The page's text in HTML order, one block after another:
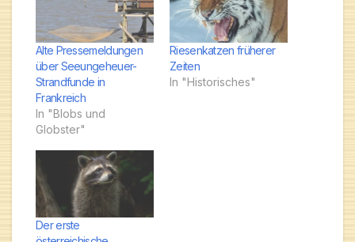
Alte Pressemeldungen
über Seeungeheuer-
Strandfunde in
Frankreich
In "Blobs und
Globster"
Riesenkatzen früherer
Zeiten
In "Historisches"
Der erste